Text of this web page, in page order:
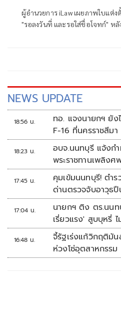
ผู้อำนวยการ iLaw เผยภาพใบแต่
"รอลงวันที่ และรอใส่ชื่อโจทก์" หลั
NEWS UPDATE
18:56 น.
ทอ. แจงนายกฯ ยัง
F-16 ที่นครราชสีมา
18:23 น.
อบจ.นนทบุรี แจ้งก
พระราชทานเพลิง
ประเสริฐ'
17:45 น.
คุมเข้มนนทบุรี! ตำ
ด่านตรวจจับอาวุธ
17:04 น.
นายกฯ ติง ตร.นน
เรี่ยวแรง' สูบบุหรี่
16:48 น.
จี้รัฐเร่งแก้วิกฤติมั
ห่วงโซ่อุตสาหกรรม